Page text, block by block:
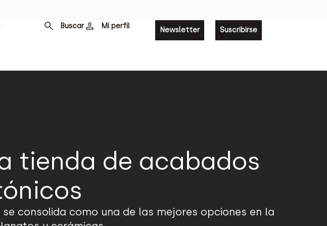
Buscar Mi perfil Newsletter Suscribirse
tienda de acabados
consolida como una de las mejores opciones en la